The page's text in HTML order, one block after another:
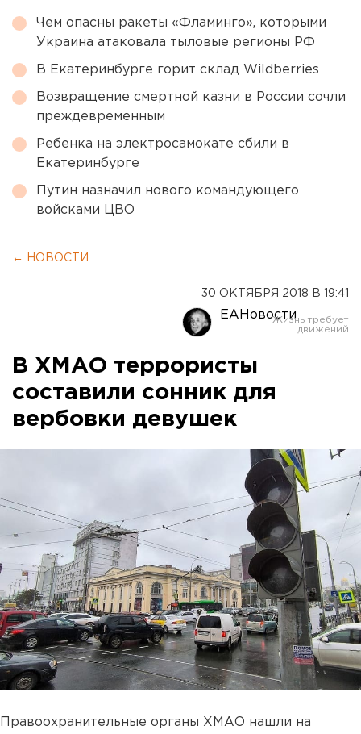
Чем опасны ракеты «Фламинго», которыми
Украина атаковала тыловые регионы РФ
В Екатеринбурге горит склад Wildberries
Возвращение смертной казни в России сочли
преждевременным
Ребенка на электросамокате сбили в
Екатеринбурге
Путин назначил нового командующего
войсками ЦВО
← НОВОСТИ
30 ОКТЯБРЯ 2018 В 19:41
ЕАНовости
В ХМАО террористы
составили сонник для
вербовки девушек
Правоохранительные органы ХМАО нашли на